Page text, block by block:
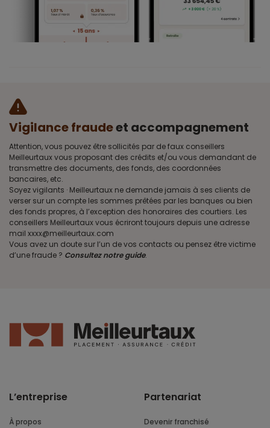
Vigilance fraudeet accompagnement
Attention, vous pouvez être sollicités par de faux conseillers
Meilleurtaux vous proposant des crédits et/ou vous demandant de
transmettre des documents, des fonds, des coordonnées
bancaires, etc.
Soyez vigilants · Meilleurtaux ne demande jamais à ses clients de
verser sur un compte les sommes prêtées par les banques ou bien
des fonds propres, à l’exception des honoraires des courtiers. Les
conseillers Meilleurtaux vous écriront toujours depuis une adresse
mail xxxx@meilleurtaux.com
Vous avez un doute sur l’un de vos contacts ou pensez être victime
d’une fraude ? Consultez notre guide.
L’entreprise
À propos
Partenariat
Devenir franchisé